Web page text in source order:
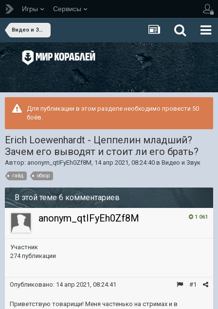
Игры Сервисы
Видео и Звук
Для публикации в этом разделе необходимо провести 50
боёв.
Erich Loewenhardt - Цеппелин младший?
Зачем его выводят и стоит ли его брать?
Автор: anonym_qtIFyEh0Zf8M, 14 апр 2021, 08:24:40 в Видео и Звук
гайд обзор
В этой теме 6 комментариев
1 061
anonym_qtIFyEh0Zf8M
Участник
274 публикации
#1
Опубликовано: 14 апр 2021, 08:24:41
Приветствую товарищи! Меня частенько на стримах и в